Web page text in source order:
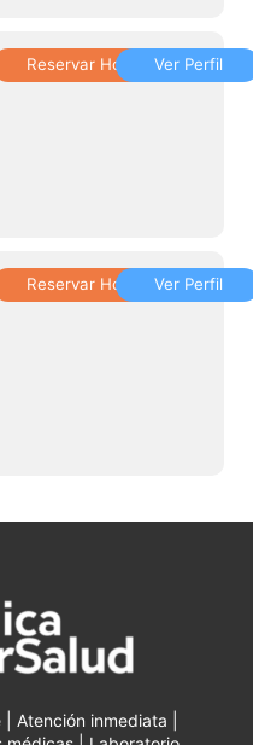
Reservar Hora Ver Perfil
Reservar Hora Ver Perfil
Atención inmediata |